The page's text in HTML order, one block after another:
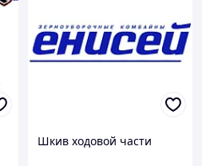
Шкив ходовой части